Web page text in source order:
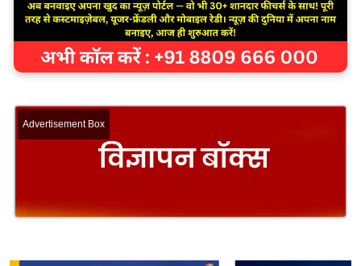
Advertisement Box